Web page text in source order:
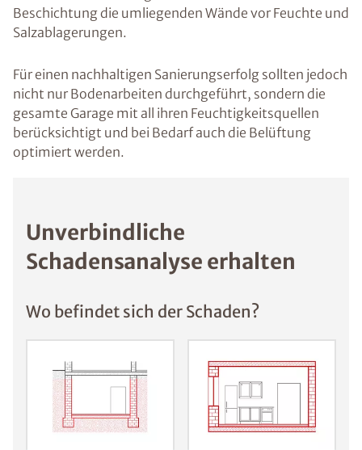
Beschichtung die umliegenden Wände vor Feuchte und
Salzablagerungen.
Für einen nachhaltigen Sanierungserfolg sollten jedoch
nicht nur Bodenarbeiten durchgeführt, sondern die
gesamte Garage mit all ihren Feuchtigkeitsquellen
berücksichtigt und bei Bedarf auch die Belüftung
optimiert werden.
Unverbindliche
Schadensanalyse erhalten
Wo befindet sich der Schaden?